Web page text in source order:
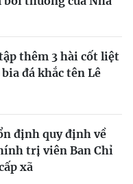
thêm 3 hài cốt liệt
đá khắc tên Lê
định quy định về
trị viên Ban Chỉ
xã